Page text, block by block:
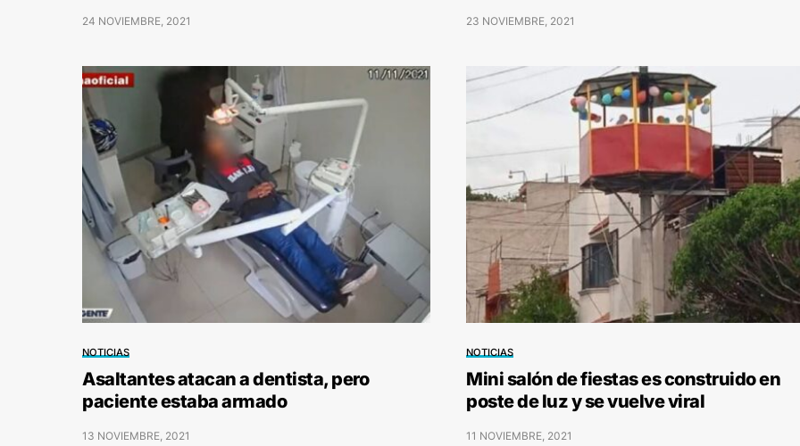
24 NOVIEMBRE, 2021 23 NOVIEMBRE, 2021
NOTICIAS
Asaltantes atacan a dentista, pero
paciente estaba armado
13 NOVIEMBRE, 2021
NOTICIAS
Mini salón de fiestas es construido en
poste de luz y se vuelve viral
11 NOVIEMBRE, 2021